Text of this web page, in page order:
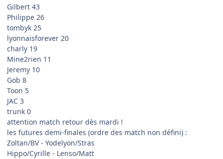
Gilbert 43
Philippe 26
tombyk 25
lyonnaisforever 20
charly 19
Mine2rien 11
Jeremy 10
Gob 8
Toon 5
JAC 3
trunk 0
attention match retour dès mardi !
les futures demi-finales (ordre des match non défini) :
Zoltan/BV - Yodelyon/Stras
Hippo/Cyrille - Lenso/Matt